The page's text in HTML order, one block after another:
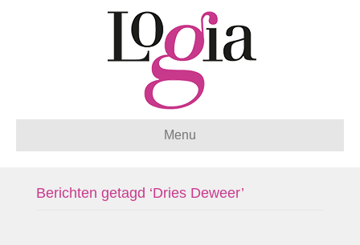
Menu
Berichten getagd ‘Dries Deweer’